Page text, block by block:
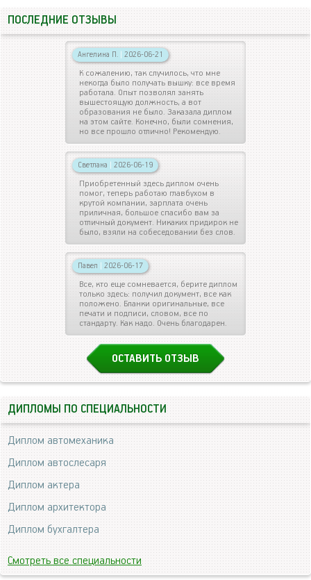
ПОСЛЕДНИЕ ОТЗЫВЫ
Ангелина П. | 2026-06-21
К сожалению, так случилось, что мне
некогда было получать вышку: все время
работала. Опыт позволял занять
вышестоящую должность, а вот
образования не было. Заказала диплом
на этом сайте. Конечно, были сомнения,
но все прошло отлично! Рекомендую.
Светлана | 2026-06-19
Приобретенный здесь диплом очень
помог, теперь работаю главбухом в
крутой компании, зарплата очень
приличная, большое спасибо вам за
отличный документ. Никаких придирок не
было, взяли на собеседовании без слов.
Павел | 2026-06-17
Все, кто еще сомневается, берите диплом
только здесь: получил документ, все как
положено. Бланки оригинальные, все
печати и подписи, словом, все по
стандарту. Как надо. Очень благодарен.
ОСТАВИТЬ ОТЗЫВ
ДИПЛОМЫ ПО СПЕЦИАЛЬНОСТИ
Диплом автомеханика
Диплом автослесаря
Диплом актера
Диплом архитектора
Диплом бухгалтера
Смотреть все специальности